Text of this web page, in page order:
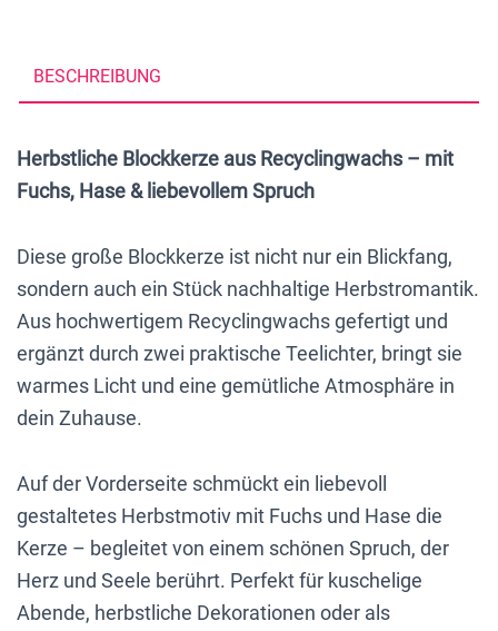
und
Motiv,
x
14
cm,
Druckmotiv
Menge
BESCHREIBUNG
Herbstliche Blockkerze aus Recyclingwachs – mit
Fuchs, Hase & liebevollem Spruch
Diese große Blockkerze ist nicht nur ein Blickfang,
sondern auch ein Stück nachhaltige Herbstromantik.
Aus hochwertigem Recyclingwachs gefertigt und
ergänzt durch zwei praktische Teelichter, bringt sie
warmes Licht und eine gemütliche Atmosphäre in
dein Zuhause.
Auf der Vorderseite schmückt ein liebevoll
gestaltetes Herbstmotiv mit Fuchs und Hase die
Kerze – begleitet von einem schönen Spruch, der
Herz und Seele berührt. Perfekt für kuschelige
Abende, herbstliche Dekorationen oder als